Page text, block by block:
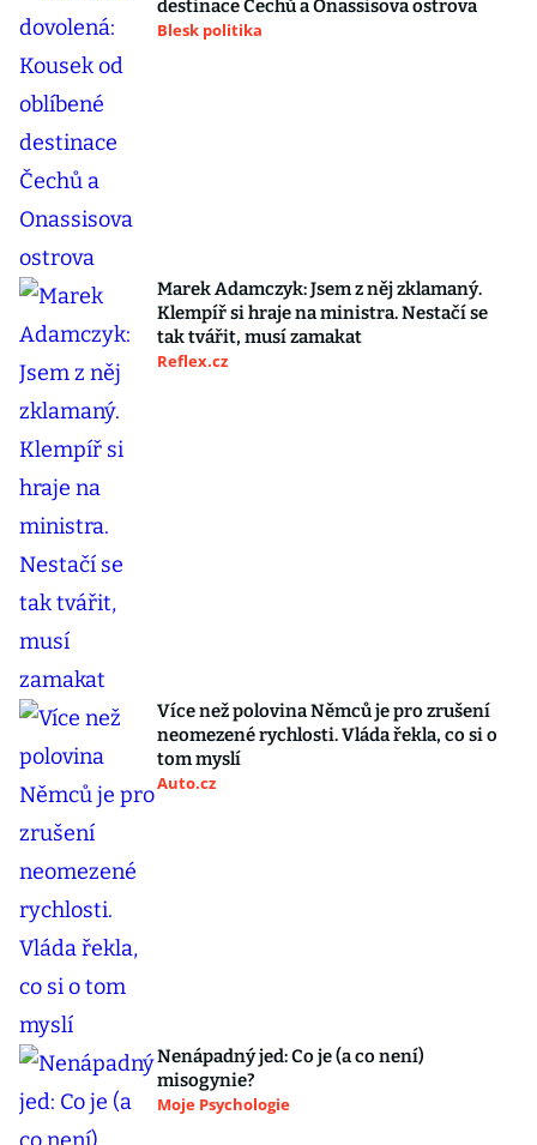
destinace Čechů a Onassisova ostrova
Blesk politika
Marek Adamczyk: Jsem z něj zklamaný.
Klempíř si hraje na ministra. Nestačí se
tak tvářit, musí zamakat
Reflex.cz
Více než polovina Němců je pro zrušení
neomezené rychlosti. Vláda řekla, co si o
tom myslí
Auto.cz
Nenápadný jed: Co je (a co není)
misogynie?
Moje Psychologie